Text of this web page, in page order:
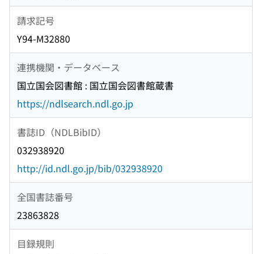
請求記号
Y94-M32880
連携機関・データベース
国立国会図書館 : 国立国会図書館蔵書
https://ndlsearch.ndl.go.jp
書誌ID（NDLBibID）
032938920
http://id.ndl.go.jp/bib/032938920
全国書誌番号
23863828
目録規則